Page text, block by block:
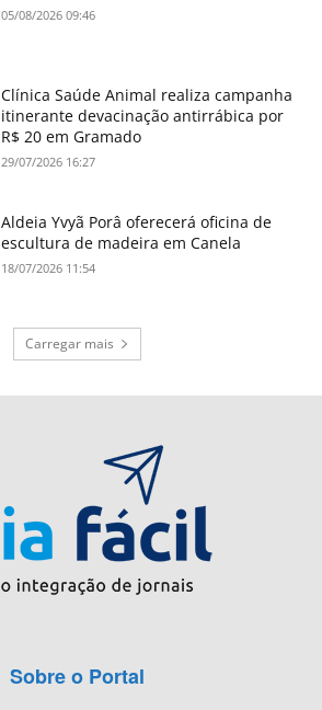
05/08/2026 09:46
Clínica Saúde Animal realiza campanha
itinerante devacinação antirrábica por
R$ 20 em Gramado
29/07/2026 16:27
Aldeia Yvyã Porâ oferecerá oficina de
escultura de madeira em Canela
18/07/2026 11:54
Carregar mais
Sobre o Portal